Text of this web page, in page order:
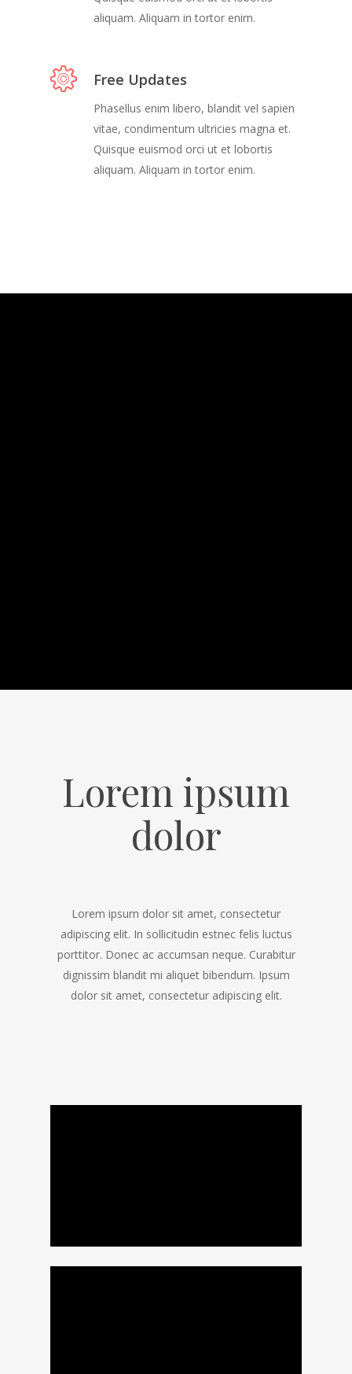
aliquam. Aliquam in tortor enim.
Free Updates
Phasellus enim libero, blandit vel sapien
vitae, condimentum ultricies magna et.
Quisque euismod orci ut et lobortis
aliquam. Aliquam in tortor enim.
Lorem ipsum
dolor
Lorem ipsum dolor sit amet, consectetur
adipiscing elit. In sollicitudin estnec felis luctus
porttitor. Donec ac accumsan neque. Curabitur
dignissim blandit mi aliquet bibendum. Ipsum
dolor sit amet, consectetur adipiscing elit.